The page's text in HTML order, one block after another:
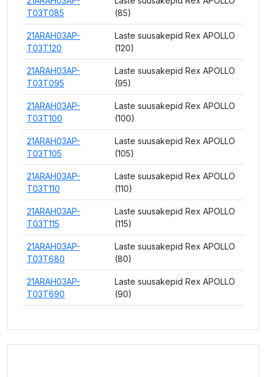
T03T085
(85)
21ARAH03AP-
T03T120
Laste suusakepid Rex APOLLO
(120)
21ARAH03AP-
T03T095
Laste suusakepid Rex APOLLO
(95)
21ARAH03AP-
T03T100
Laste suusakepid Rex APOLLO
(100)
21ARAH03AP-
T03T105
Laste suusakepid Rex APOLLO
(105)
21ARAH03AP-
T03T110
Laste suusakepid Rex APOLLO
(110)
21ARAH03AP-
T03T115
Laste suusakepid Rex APOLLO
(115)
21ARAH03AP-
T03T680
Laste suusakepid Rex APOLLO
(80)
21ARAH03AP-
T03T690
Laste suusakepid Rex APOLLO
(90)